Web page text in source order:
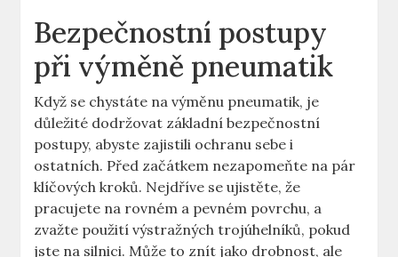
Bezpečnostní postupy
při‍ výměně pneumatik
Když se chystáte na výměnu pneumatik, je
⁢důležité dodržovat základní ‍bezpečnostní
postupy, ‍abyste zajistili⁢ ochranu ‍sebe ⁤i
ostatních. ⁤Před začátkem‍ nezapomeňte⁣ na ⁢pár
klíčových kroků. Nejdříve se ujistěte, že
pracujete na rovném a pevném ⁢povrchu, ⁢a
zvažte použití výstražných trojúhelníků, ⁤pokud
jste na silnici.​ Může‍ to znít jako‌ drobnost, ale